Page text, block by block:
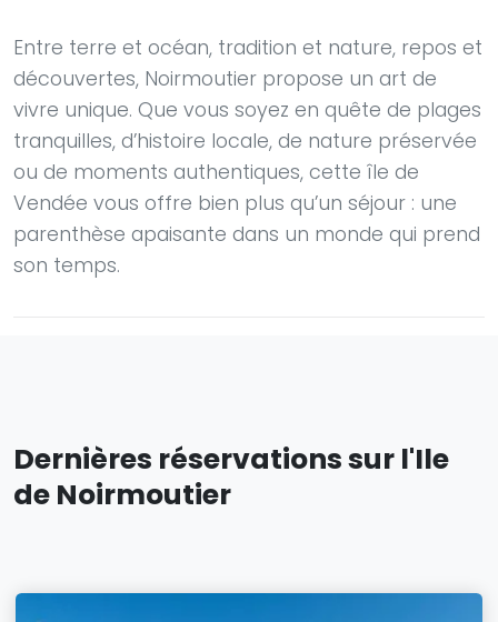
Entre terre et océan, tradition et nature, repos et
découvertes, Noirmoutier propose un art de
vivre unique. Que vous soyez en quête de plages
tranquilles, d’histoire locale, de nature préservée
ou de moments authentiques, cette île de
Vendée vous offre bien plus qu’un séjour : une
parenthèse apaisante dans un monde qui prend
son temps.
Dernières réservations sur l'Ile
de Noirmoutier